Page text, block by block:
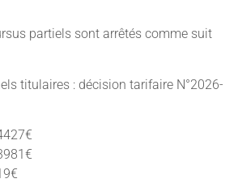
partiels sont arrêtés comme suit
titulaires : décision tarifaire N°2026-